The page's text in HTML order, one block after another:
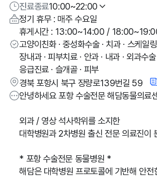
진료종료10:00~22:00
정기 휴무 : 매주 수요일
휴게시간 : 13:00~14:00 /
고양이친화 · 중성화수술 · 치과 · 스케일
장내과 · 피부치료 · 안과 · 내과 · 외과수
응급진료 · 슬개골 · 피부
경북 포항시 북구 장량로139번길 59
안녕하세요 포항 수술전문 해담동물의료
외과 / 영상 석사학위를 소지한
대학병원과 2차병원 출신 전문 의료진이
* 포항 수술전문 동물병원 *
해담은 대학병원 프로토콜에 기반해 안전